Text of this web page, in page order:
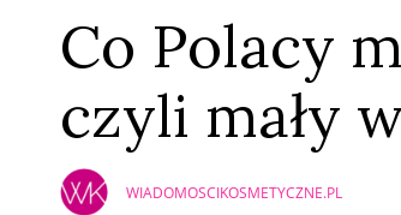
Co Polacy
czyli mały
WIADOMOSCIKOSMETYCZNE.PL